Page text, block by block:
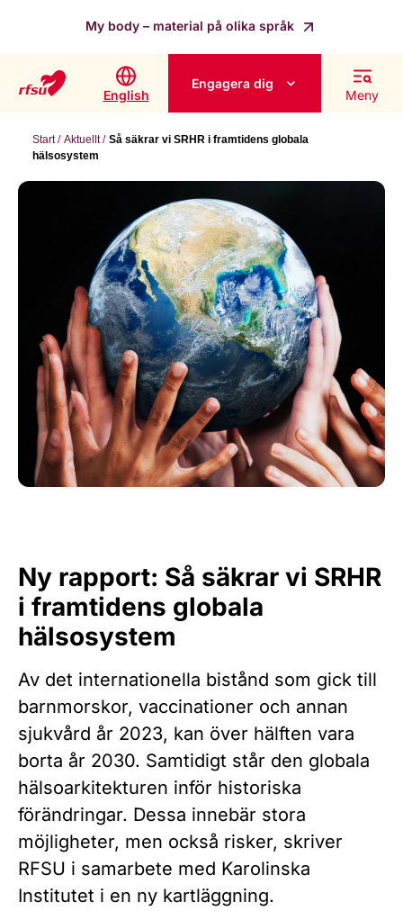
My body – material på olika språk
English
Engagera dig
Meny
Start Aktuellt
Så säkrar vi SRHR i framtidens globala
hälsosystem
Ny rapport: Så säkrar vi SRHR
i framtidens globala
hälsosystem
Av det internationella bistånd som gick till
barnmorskor, vaccinationer och annan
sjukvård år 2023, kan över hälften vara
borta år 2030. Samtidigt står den globala
hälsoarkitekturen inför historiska
förändringar. Dessa innebär stora
möjligheter, men också risker, skriver
RFSU i samarbete med Karolinska
Institutet i en ny kartläggning.